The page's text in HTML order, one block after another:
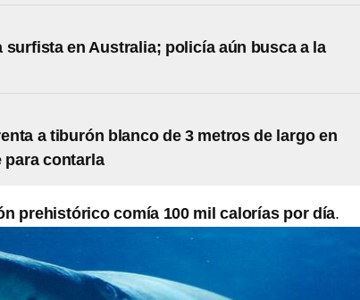
surfista en Australia; policía aún busca a la
a tiburón blanco de 3 metros de largo en
para contarla
prehistórico comía 100 mil calorías por día.